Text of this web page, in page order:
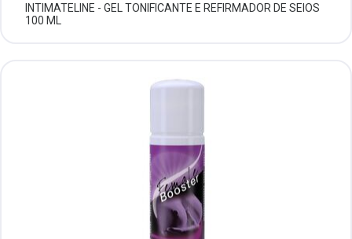
INTIMATELINE - GEL TONIFICANTE E REFIRMADOR DE SEIOS
100 ML